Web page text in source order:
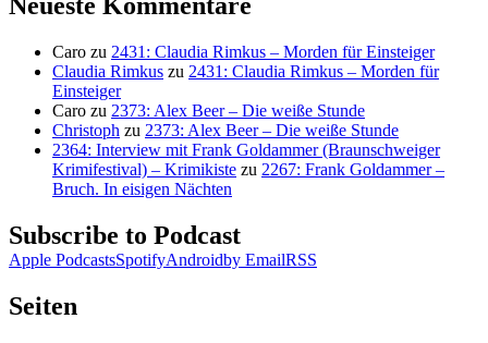
Neueste Kommentare
Caro zu 2431: Claudia Rimkus – Morden für Einsteiger
Claudia Rimkus zu 2431: Claudia Rimkus – Morden für
Einsteiger
Caro zu 2373: Alex Beer – Die weiße Stunde
Christoph zu 2373: Alex Beer – Die weiße Stunde
2364: Interview mit Frank Goldammer (Braunschweiger
Krimifestival) – Krimikiste zu 2267: Frank Goldammer –
Bruch. In eisigen Nächten
Subscribe to Podcast
Apple PodcastsSpotifyAndroidby EmailRSS
Seiten